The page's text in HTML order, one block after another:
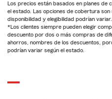
Los precios están basados en planes de
el estado. Las opciones de cobertura son
disponibilidad y elegibilidad podrían variar.
*Los clientes siempre pueden elegir
descuento por dos o más compras de
ahorros, nombres de los descuentos,
podrían variar según el estado.